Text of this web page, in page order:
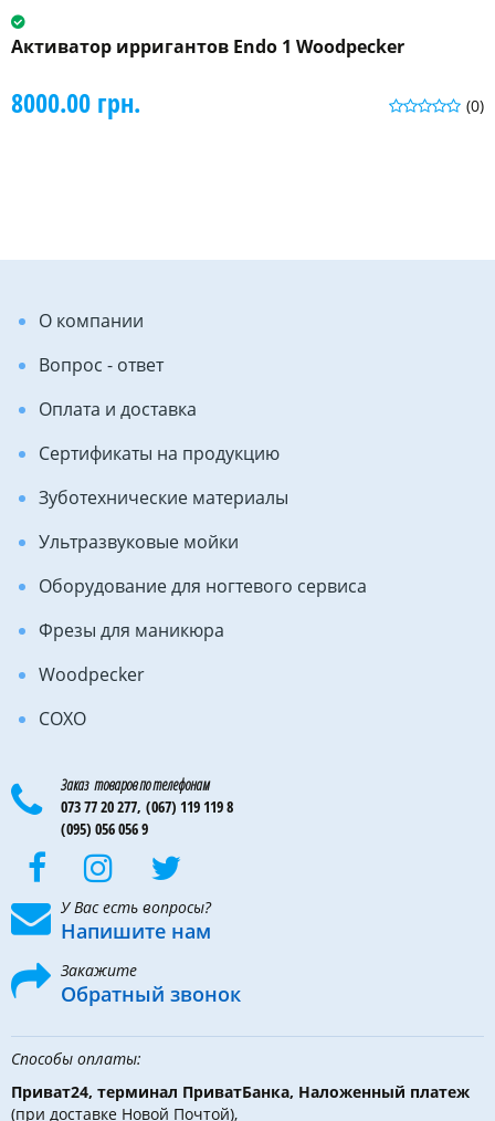
Активатор ирригантов Endo 1 Woodpecker
(0)
8000.00 грн.
О компании
Вопрос - ответ
Оплата и доставка
Сертификаты на продукцию
Зуботехнические материалы
Ультразвуковые мойки
Оборудование для ногтевого сервиса
Фрезы для маникюра
Woodpecker
COXO
Заказ товаров по телефонам
073 77 20 277, (067) 119 119 8
(095) 056 056 9
У Вас есть вопросы?
Напишите нам
Закажите
Обратный звонок
Способы оплаты:
Приват24, терминал ПриватБанка, Наложенный платеж
(при доставке Новой Почтой),